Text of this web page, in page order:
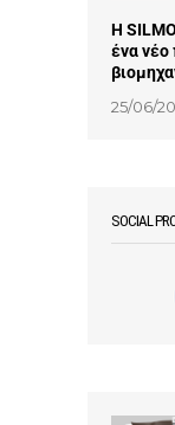
Η
ένα νέο
25/06/
SOCIAL